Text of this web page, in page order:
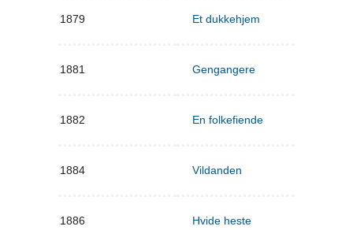
1879 Et dukkehjem
1881 Gengangere
1882 En folkefiende
1884 Vildanden
1886 Hvide heste